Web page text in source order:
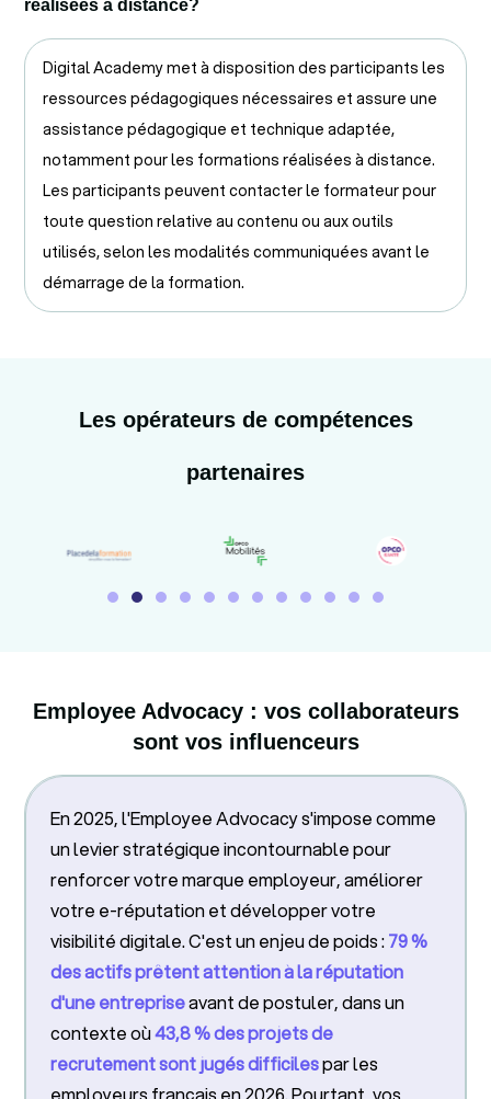
réalisées à distance?
Digital Academy met à disposition des participants les
ressources pédagogiques nécessaires et assure une
assistance pédagogique et technique adaptée,
notamment pour les formations réalisées à distance.
Les participants peuvent contacter le formateur pour
toute question relative au contenu ou aux outils
utilisés, selon les modalités communiquées avant le
démarrage de la formation.
Les opérateurs de compétences
partenaires
Employee Advocacy : vos collaborateurs
sont vos influenceurs
En 2025, l'Employee Advocacy s'impose comme
un levier stratégique incontournable pour
renforcer votre marque employeur, améliorer
votre e-réputation et développer votre
visibilité digitale. C'est un enjeu de poids :79 %
des actifs prêtent attention à la réputation
d'une entrepriseavant de postuler, dans un
contexte où43,8 % des projets de
recrutement sont jugés difficilespar les